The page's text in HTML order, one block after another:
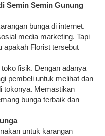
Semin Semin Gunung
bunga di internet.
media marketing. Tapi
apakah Florist tersebut
fisik. Dengan adanya
pembeli untuk melihat dan
tokonya. Memastikan
bunga terbaik dan
untuk karangan